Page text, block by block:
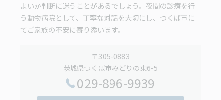
よいか判断に迷うことがあるでしょう。夜間の診療を行
う動物病院として、丁寧な対話を大切にし、つくば市に
てご家族の不安に寄り添います。
〒305-0883
茨城県つくば市みどりの東6-5
029-896-9939